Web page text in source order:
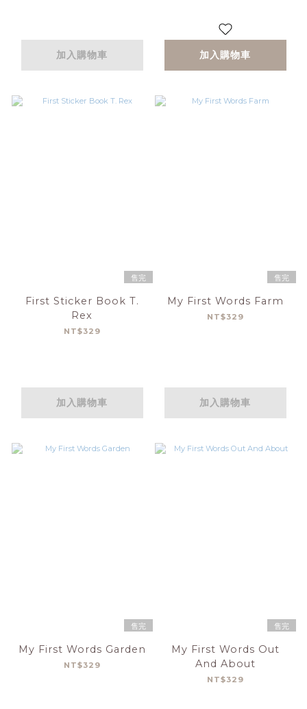
加入購物車 加入購物車
售完
First Sticker Book T.
Rex
NT$329
加入購物車
售完
My First Words Farm
NT$329
加入購物車
售完
My First Words Garden
NT$329
售完
My First Words Out
And About
NT$329